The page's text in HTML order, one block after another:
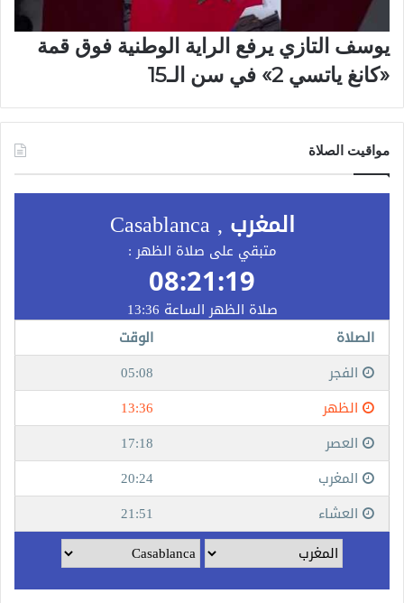
يوسف التازي يرفع الراية الوطنية فوق قمة
«كانغ ياتسي 2» في سن الـ15
مواقيت الصلاة